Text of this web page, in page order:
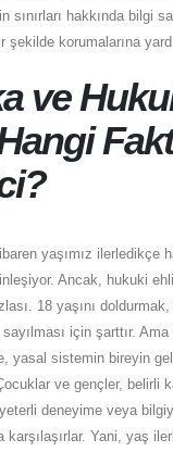
sınırları hakkında bilgi
şekilde korumalarına
ve
yaşımız ilerledikçe
Ancak, hukuki
18 yaşını
için şarttır. Ama
yasal sistemin bireyin
ve gençler, belirli
deneyime veya
karşılaşırlar. Yani, yaş